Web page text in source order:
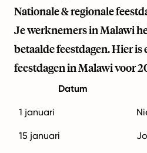
Nationale & regionale
Je werknemers in Malawi
betaalde feestdagen. Hier is
feestdagen in Malawi voor
Datum
1 januari
15 januari